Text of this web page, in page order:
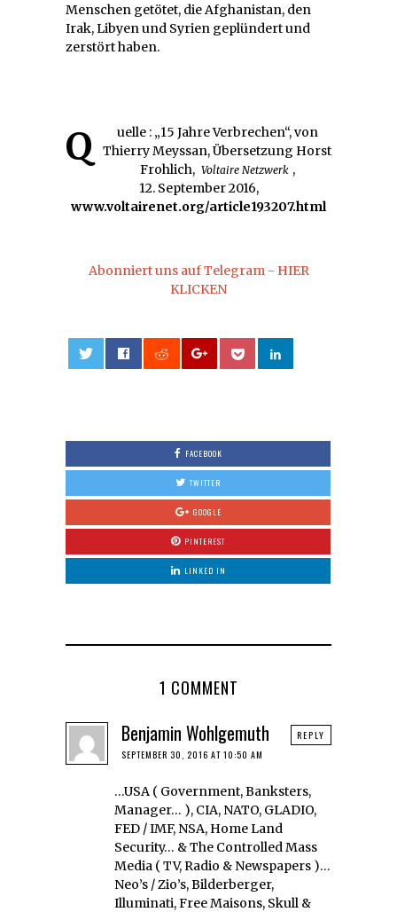
Menschen getötet, die Afghanistan, den
Irak, Libyen und Syrien geplündert und
zerstört haben.
Quelle : „15 Jahre Verbrechen“, von
Thierry Meyssan, Übersetzung Horst
Frohlich, Voltaire Netzwerk ,
12. September 2016,
www.voltairenet.org/article193207.html
Abonniert uns auf Telegram - HIER
KLICKEN
FACEBOOK
TWITTER
GOOGLE
PINTEREST
LINKED IN
1 COMMENT
Benjamin Wohlgemuth
SEPTEMBER 30, 2016 AT 10:50 AM
…USA ( Government, Banksters,
Manager… ), CIA, NATO, GLADIO,
FED / IMF, NSA, Home Land
Security… & The Controlled Mass
Media ( TV, Radio & Newspapers )…
Neo’s / Zio’s, Bilderberger,
Illuminati, Free Maisons, Skull &
REPLY